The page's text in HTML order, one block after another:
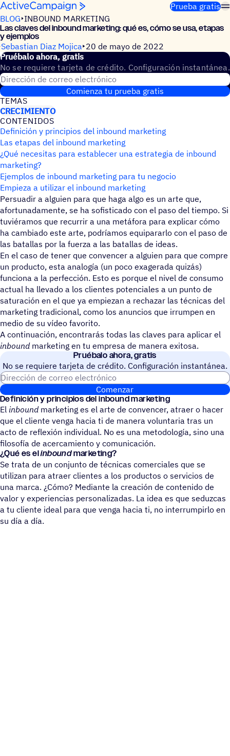
Saltar al contenido
Prueba gratis
BLOG INBOUND MARKETING
Las claves del inbound marke­ting: qué es, cómo se usa, etapas
y ejemplos
Sebastian Diaz Mojica 20 de mayo de 2022
Prué­balo ahora, gratis
No se requiere tarjeta de crédito. Configuración instantánea.
Dirección de correo electrónico
Comienza tu prueba gratis
TEMAS
CRECIMIENTO
CONTE­NI­DOS
Definición y principios del inbound marketing
Las etapas del inbound marketing
¿Qué necesitas para establecer una estrategia de inbound
marketing?
Ejemplos de inbound marketing para tu negocio
Empieza a utilizar el inbound marketing
Persuadir a alguien para que haga algo es un arte que,
afortunadamente, se ha sofisticado con el paso del tiempo. Si
tuviéramos que recurrir a una metáfora para explicar cómo
ha cambiado este arte, podríamos equipararlo con el paso de
las batallas por la fuerza a las batallas de ideas.
En el caso de tener que convencer a alguien para que compre
un producto, esta analogía (un poco exagerada quizás)
funciona a la perfección. Esto es porque el nivel de consumo
actual ha llevado a los clientes potenciales a un punto de
saturación en el que ya empiezan a rechazar las técnicas del
marketing tradicional, como los anuncios que irrumpen en
medio de su vídeo favorito.
A continuación, encontrarás todas las claves para aplicar el
inboundmarketing en tu empresa de manera exitosa.
Prué­balo ahora, gratis
No se requiere tarjeta de crédito. Configuración instantánea.
Dirección de correo electrónico
Comenzar
Defi­ni­ción y prin­ci­pios del inbound marketing
El inboundmarketing es el arte de convencer, atraer o hacer
que el cliente venga hacia ti de manera voluntaria tras un
acto de reflexión individual. No es una metodología, sino una
filosofía de acercamiento y comunicación.
¿Qué es elinboundmarketing?
Se trata de un conjunto de técnicas comerciales que se
utilizan para atraer clientes a los productos o servicios de
una marca. ¿Cómo? Mediante la creación de contenido de
valor y experiencias personalizadas. La idea es que seduzcas
a tu cliente ideal para que venga hacia ti, no interrumpirlo en
su día a día.